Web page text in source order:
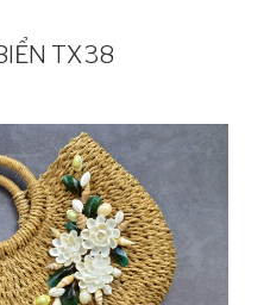
TX38